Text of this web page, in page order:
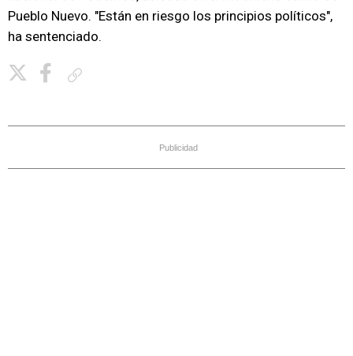
Pueblo Nuevo. "Están en riesgo los principios políticos",
ha sentenciado.
Publicidad